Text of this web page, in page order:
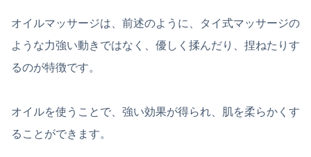
オイルマッサージは、前述のように、タイ式マッサージの
ような力強い動きではなく、優しく揉んだり、捏ねたりす
るのが特徴です。
オイルを使うことで、強い効果が得られ、肌を柔らかくす
ることができます。